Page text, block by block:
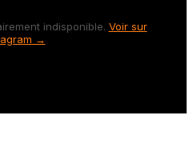
indisponible. Voir sur
→